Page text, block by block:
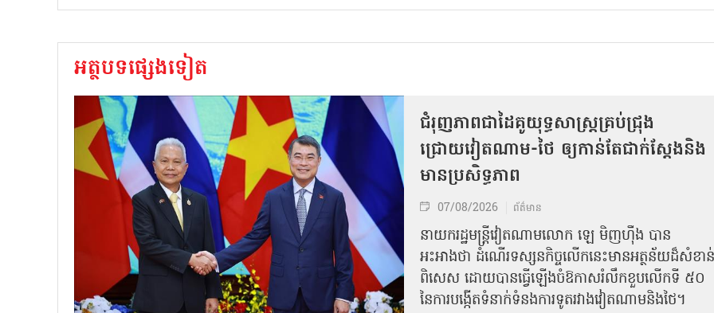
អត្ថបទផ្សេងទៀត
ជំរុញភាពជាដៃគូយុទ្ធសាស្ត្រគ្រប់ជ្រុង
ជ្រោយវៀតណាម-ថៃ ឲ្យកាន់តែជាក់ស្ដែងនិង
មានប្រសិទ្ធភាព
07/08/2026 ព័ត៌មាន
នាយករដ្ឋមន្ត្រីវៀតណាមលោក ឡេ មិញហ៊ឹង បាន
អះអាងថា ដំណើរទស្សនកិច្ចលើកនេះមានអត្ថន័យដ៏សំខាន់
ពិសេស ដោយបានធ្វើឡើងចំឱកាសរំលឹកខួបលើកទី ៥០
នៃការបង្កើតទំនាក់ទំនងការទូតរវាងវៀតណាមនិងថៃ។